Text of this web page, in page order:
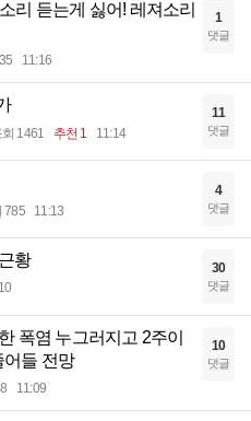
리 듣는게 싫어! 레져소리
11:16
1
댓글
회 1461 추천 1 11:14
11
댓글
785 11:13
4
댓글
황 30
댓글
폭염 누그러지고 2주이
어들 전망
11:09
10
댓글